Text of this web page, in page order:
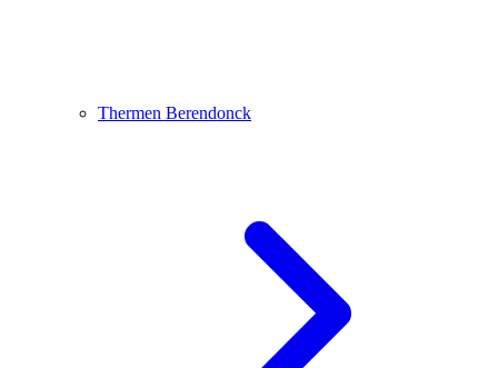
Thermen Berendonck